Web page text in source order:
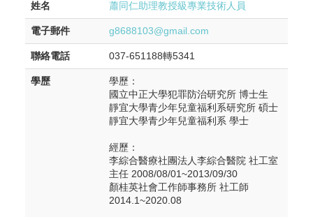
姓名 蕭同仁助理教授級專業技術人員
電子郵件 g8688103@gmail.com
聯絡電話 037-651188轉5341
學歷
學歷：
國立中正大學犯罪防治研究所 博士生
靜宜大學青少年兒童福利系研究所 碩士
靜宜大學青少年兒童福利系 學士
經歷：
李綜合醫療社團法人李綜合醫院 社工室
主任 2008/08/01~2013/09/30
顏桂英社會工作師事務所 社工師
2014.1~2020.08